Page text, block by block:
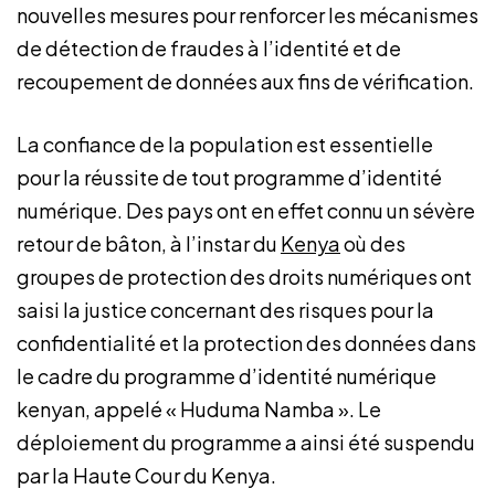
nouvelles mesures pour renforcer les mécanismes
de détection de fraudes à l’identité et de
recoupement de données aux fins de vérification.
La confiance de la population est essentielle
pour la réussite de tout programme d’identité
numérique. Des pays ont en effet connu un sévère
retour de bâton, à l’instar du Kenyaoù des
groupes de protection des droits numériques ont
saisi la justice concernant des risques pour la
confidentialité et la protection des données dans
le cadre du programme d’identité numérique
kenyan, appelé « Huduma Namba ». Le
déploiement du programme a ainsi été suspendu
par la Haute Cour du Kenya.